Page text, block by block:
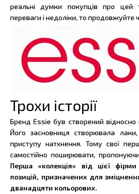
реальні думки покупців про
переваги і недоліки, то продовжуйте
Трохи історії
Бренд Essie був створений відносно
Його засновниця створювала лаки,
приступу натхнення. Тому свої
самостійно поширювати,
Перша «колекція» від цієї
позицій, призначених для
дванадцяти кольорових.